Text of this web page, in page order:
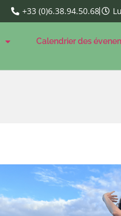
+33 (0)6.38.94.50.68
Calendrier des